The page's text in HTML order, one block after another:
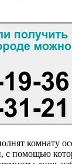
комнату
помощью